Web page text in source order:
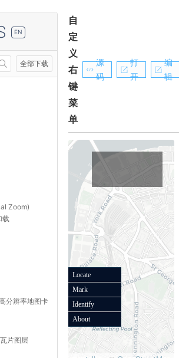
EN
全部下载
Zoom)
载
分辨率地图卡
片图层
自
定
义
右
键
菜
单
源
码
打
开
编
辑